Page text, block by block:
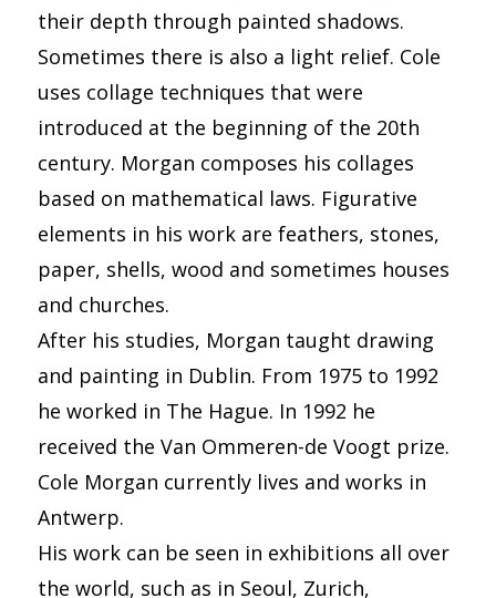
their depth through painted shadows.
Sometimes there is also a light relief. Cole
uses collage techniques that were
introduced at the beginning of the 20th
century. Morgan composes his collages
based on mathematical laws. Figurative
elements in his work are feathers, stones,
paper, shells, wood and sometimes houses
and churches.
After his studies, Morgan taught drawing
and painting in Dublin. From 1975 to 1992
he worked in The Hague. In 1992 he
received the Van Ommeren-de Voogt prize.
Cole Morgan currently lives and works in
Antwerp.
His work can be seen in exhibitions all over
the world, such as in Seoul, Zurich,